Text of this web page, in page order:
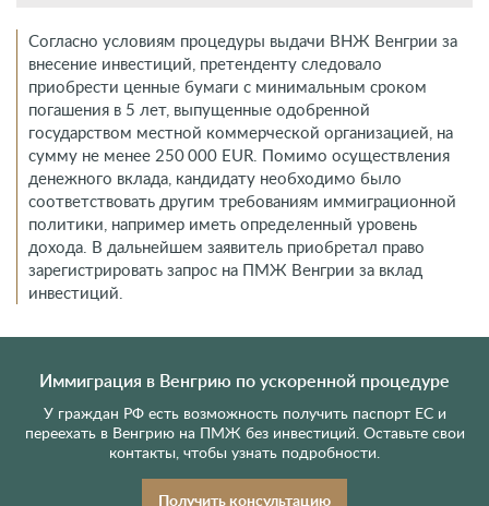
Требования к заявителю
Согласно условиям процедуры выдачи ВНЖ Венгрии за
внесение инвестиций, претенденту следовало
приобрести ценные бумаги с минимальным сроком
погашения в 5 лет, выпущенные одобренной
государством местной коммерческой организацией, на
сумму не менее 250 000 EUR. Помимо осуществления
денежного вклада, кандидату необходимо было
соответствовать другим требованиям иммиграционной
политики, например иметь определенный уровень
Иммиграция в Венгрию по ускоренной процедуре
У граждан РФ есть возможность получить паспорт ЕС и
переехать в Венгрию на ПМЖ без инвестиций. Оставьте свои